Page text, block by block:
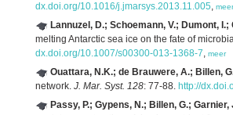
dx.doi.org/10.1016/j.jmarsys.2013.11.005, meer
Lannuzel, D.; Schoemann, V.; Dumont,
melting Antarctic sea ice on the fate of
dx.doi.org/10.1007/s00300-013-1368-7, meer
Ouattara, N.K.; de Brauwere, A.; Billen,
network. J. Mar. Syst. 128: 77-88. http://
Passy, P.; Gypens, N.; Billen, G.;